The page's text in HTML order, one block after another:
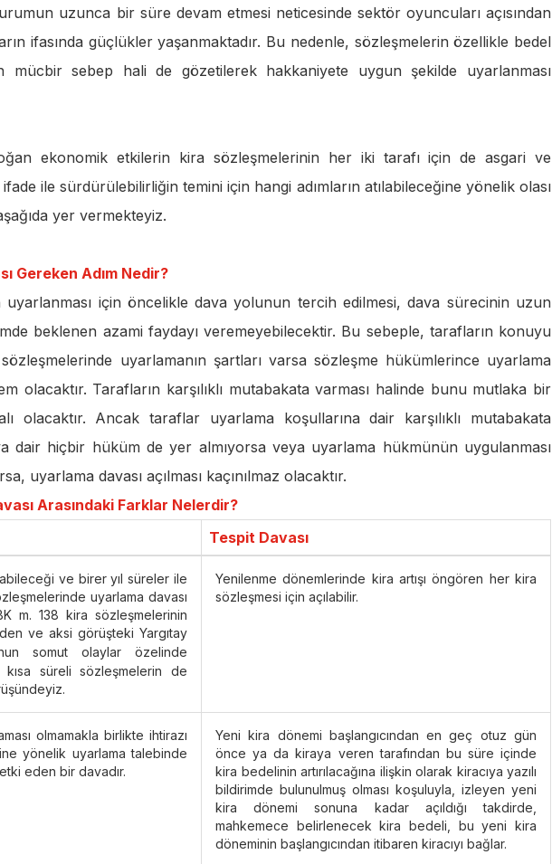
uzunca bir süre devam etmesi neticesinde sektör oyuncuları açısından
ifasında güçlükler yaşanmaktadır. Bu nedenle, sözleşmelerin özellikle bedel
mücbir sebep hali de gözetilerek hakkaniyete uygun şekilde uyarlanması
ekonomik etkilerin kira sözleşmelerinin her iki tarafı için de asgari ve
ile sürdürülebilirliğin temini için hangi adımların atılabileceğine yönelik olası
yer vermekteyiz.
Gereken Adım Nedir?
için öncelikle dava yolunun tercih edilmesi, dava sürecinin uzun
beklenen azami faydayı veremeyebilecektir. Bu sebeple, tarafların konuyu
uyarlamanın şartları varsa sözleşme hükümlerince uyarlama
olacaktır. Tarafların karşılıklı mutabakata varması halinde bunu mutlaka bir
olacaktır. Ancak taraflar uyarlama koşullarına dair karşılıklı mutabakata
dair hiçbir hüküm de yer almıyorsa veya uyarlama hükmünün uygulanması
uyarlama davası açılması kaçınılmaz olacaktır.
Arasındaki Farklar Nelerdir?
Tespit Davası
ve birer yıl süreler ile
uyarlama davası
m. 138 kira sözleşmelerinin
ve aksi görüşteki Yargıtay
somut olaylar özelinde
süreli sözleşmelerin de
Yenilenme dönemlerinde kira artışı öngören her kira
sözleşmesi için açılabilir.
olmamakla birlikte ihtirazı
yönelik uyarlama talebinde
eden bir davadır.
Yeni kira dönemi başlangıcından en geç otuz gün
önce ya da kiraya veren tarafından bu süre içinde
kira bedelinin artırılacağına ilişkin olarak kiracıya yazılı
bildirimde bulunulmuş olması koşuluyla, izleyen yeni
kira dönemi sonuna kadar açıldığı takdirde,
mahkemece belirlenecek kira bedeli, bu yeni kira
döneminin başlangıcından itibaren kiracıyı bağlar.